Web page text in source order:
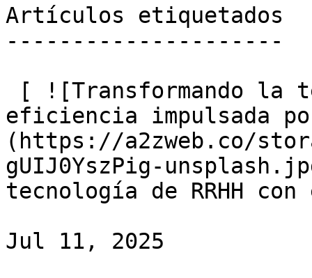
Artículos etiquetados
---------------------
eficiencia impulsada
(https://a2zweb.co/
gUIJ0YszPig-
tecnología de RRHH
Jul 11, 2025